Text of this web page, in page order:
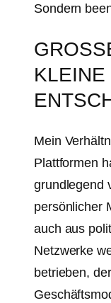
Sondern
LEINE E
Mein
Plattformen
grundlegend
persönlicher
auch aus
Netzwerke
betrieben,